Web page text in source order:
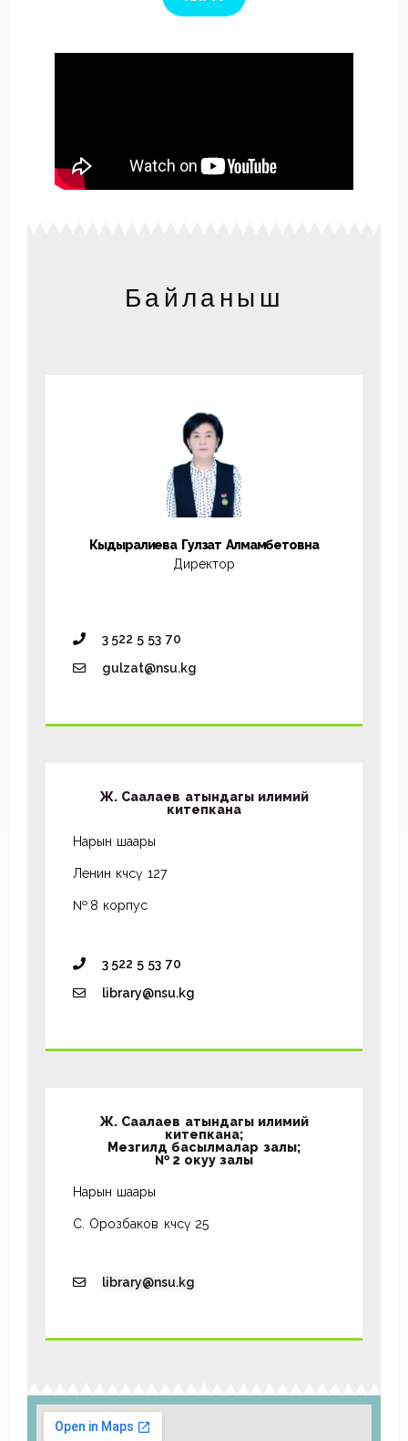
Байланыш
Кыдыралиева Гулзат Алмамбетовна
Директор
3 522 5 53 70
gulzat@nsu.kg
Ж. Саалаев атындагы илимий
китепкана
Нарын шаары
Ленин көчөсү 127
№ 8 корпус
3 522 5 53 70
library@nsu.kg
Ж. Саалаев атындагы илимий
китепкана;
Мезгилдүү басылмалар залы;
№ 2 окуу залы
Нарын шаары
С. Орозбаков көчөсү 25
library@nsu.kg